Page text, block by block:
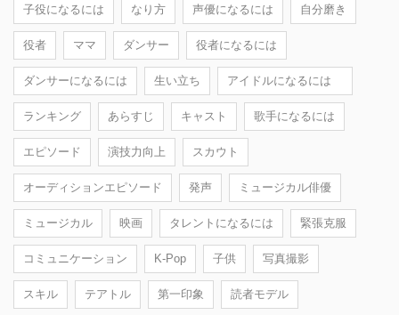
子役になるには なり方 声優になるには 自分磨き
役者 ママ ダンサー 役者になるには
ダンサーになるには 生い立ち アイドルになるには
ランキング あらすじ キャスト 歌手になるには
エピソード 演技力向上 スカウト
オーディションエピソード 発声 ミュージカル俳優
ミュージカル 映画 タレントになるには 緊張克服
コミュニケーション K-Pop 子供 写真撮影
スキル テアトル 第一印象 読者モデル